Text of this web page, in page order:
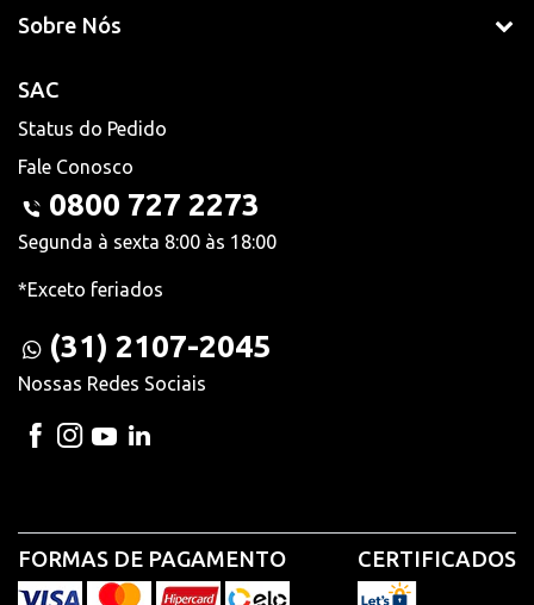
Sobre Nós
SAC
Status do Pedido
Fale Conosco
0800 727 2273
Segunda à sexta 8:00 às 18:00
*Exceto feriados
(31) 2107-2045
Nossas Redes Sociais
FORMAS DE PAGAMENTO CERTIFICADOS